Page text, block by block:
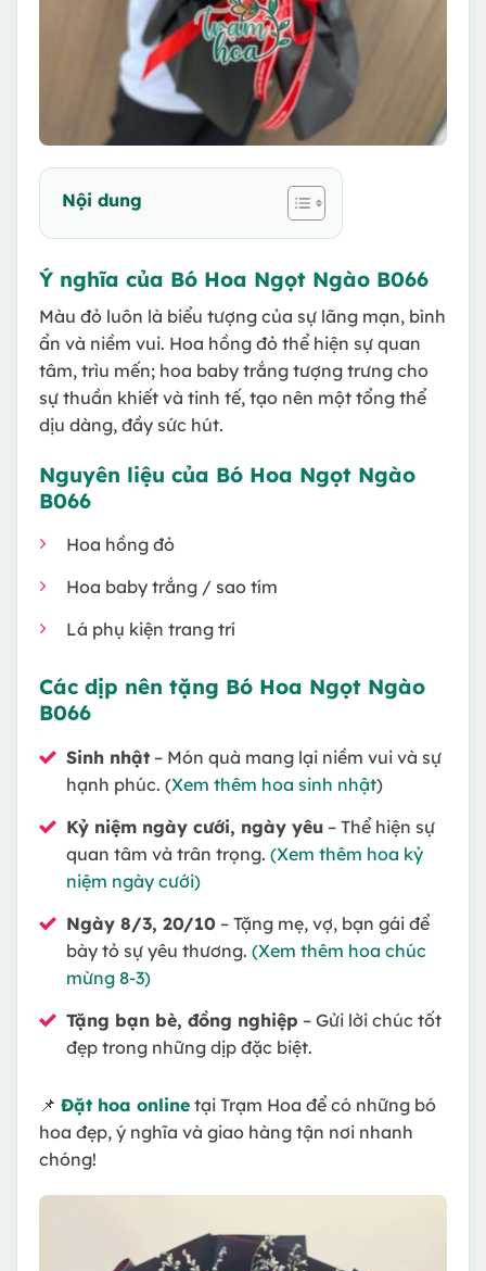
Nội dung
Ý nghĩa của Bó Hoa Ngọt Ngào B066
Màu đỏ luôn là biểu tượng của sự lãng mạn, bình
ẩn và niềm vui. Hoa hồng đỏ thể hiện sự quan
tâm, trìu mến; hoa baby trắng tượng trưng cho
sự thuần khiết và tinh tế, tạo nên một tổng thể
dịu dàng, đầy sức hút.
Nguyên liệu của Bó Hoa Ngọt Ngào
B066
Hoa hồng đỏ
Hoa baby trắng / sao tím
Lá phụ kiện trang trí
Các dịp nên tặng Bó Hoa Ngọt Ngào
B066
Sinh nhật – Món quà mang lại niềm vui và sự
hạnh phúc. (Xem thêm hoa sinh nhật)
Kỷ niệm ngày cưới, ngày yêu – Thể hiện sự
quan tâm và trân trọng. (Xem thêm hoa kỷ
niệm ngày cưới)
Ngày 8/3, 20/10 – Tặng mẹ, vợ, bạn gái để
bày tỏ sự yêu thương. (Xem thêm hoa chúc
mừng 8-3)
Tặng bạn bè, đồng nghiệp – Gửi lời chúc tốt
đẹp trong những dịp đặc biệt.
📌 Đặt hoa online tại Trạm Hoa để có những bó
hoa đẹp, ý nghĩa và giao hàng tận nơi nhanh
chóng!